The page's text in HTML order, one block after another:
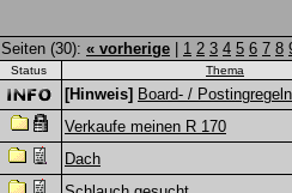
Seiten (30): « vorherige 1 2 3 4 5 6 7 8
Status Thema
[Hinweis] Board- / Postingregeln
Verkaufe meinen R 170
Dach